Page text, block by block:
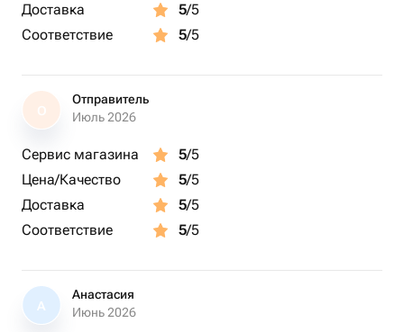
Доставка
5/5
Соответствие
5/5
О
Отправитель
Июль 2026
Сервис магазина 5/5
Цена/Качество
5/5
Доставка
5/5
Соответствие
5/5
А
Анастасия
Июнь 2026